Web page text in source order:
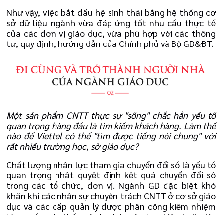
Như vậy, việc bắt đầu hệ sinh thái bằng hệ thống cơ
sở dữ liệu ngành vừa đáp ứng tốt nhu cầu thực tế
của các đơn vị giáo dục, vừa phù hợp với các thông
tư, quy định, hướng dẫn của Chính phủ và Bộ GD&ĐT.
Một sản phẩm CNTT thực sự "sống" chắc hẳn yếu tố
quan trọng hàng đầu là tìm kiếm khách hàng. Làm thế
nào để Viettel có thể "tìm được tiếng nói chung" với
rất nhiều trường học, sở giáo dục?
Chất lượng nhân lực tham gia chuyển đổi số là yếu tố
quan trọng nhất quyết định kết quả chuyển đổi số
trong các tổ chức, đơn vị. Ngành GD đặc biệt khó
khăn khi các nhân sự chuyên trách CNTT ở cơ sở giáo
dục và các cấp quản lý được phân công kiêm nhiệm